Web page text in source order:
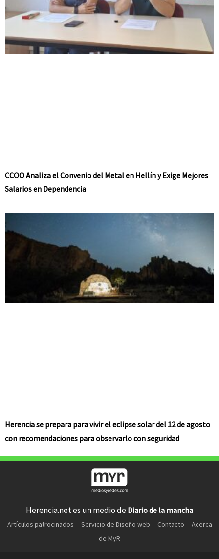
CCOO Analiza el Convenio del Metal en Hellín y Exige Mejores
Salarios en Dependencia
Herencia se prepara para vivir el eclipse solar del 12 de agosto
con recomendaciones para observarlo con seguridad
Herencia.net es un medio de Diario de la mancha
Artículos patrocinados Servicio de Diseño web Contacto
Acerca
de MyR